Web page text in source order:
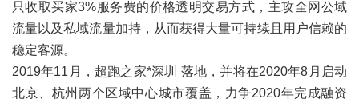
只收取买家3%服务费的价格透明交易方式，主攻全网公域
流量以及私域流量加持，从而获得大量可持续且用户信赖的
稳定客源。
2019年11月，超跑之家*深圳 落地，并将在2020年8月启动
北京、杭州两个区域中心城市覆盖，力争2020年完成融资